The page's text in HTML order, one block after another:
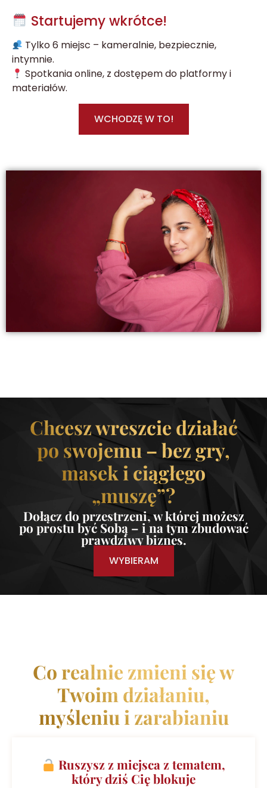
Startujemy wkrótce!
Tylko 6 miejsc – kameralnie, bezpiecznie,
intymnie.
Spotkania online, z dostępem do platformy i
materiałów.
WCHODZĘ W TO!
Chcesz wreszcie działać
po swojemu – bez gry,
masek i ciągłego
„muszę”?
Dołącz do przestrzeni, w której możesz
po prostu być Sobą – i na tym zbudować
prawdziwy biznes.
WYBIERAM
Co realnie zmieni się w
Twoim działaniu,
myśleniu i zarabianiu
Ruszysz z miejsca z tematem,
który dziś Cię blokuje